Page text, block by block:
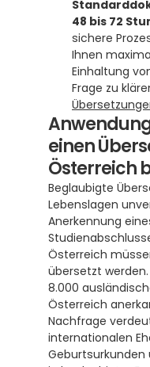
48 bis 72
sichere
Ihnen
Einhaltung
Frage zu
einen
Österreich
Beglaubigte
Lebenslagen
Anerkennung
Österreich
übersetzt
8.000
Österreich
Nachfrage
internationalen
Geburtsurkunden